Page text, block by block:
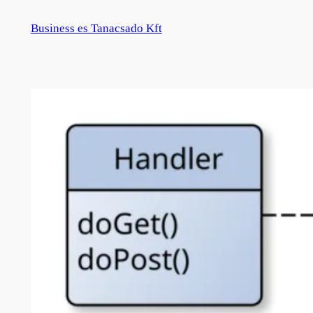
InhaltBusiness es Tanacsado Kft